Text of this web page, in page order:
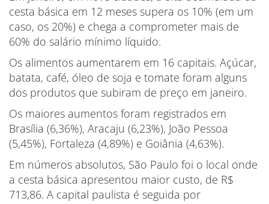
cesta básica em 12 meses supera os 10% (em um
caso, os 20%) e chega a comprometer mais de
60% do salário mínimo líquido.
Os alimentos aumentarem em 16 capitais. Açúcar,
batata, café, óleo de soja e tomate foram alguns
dos produtos que subiram de preço em janeiro.
Os maiores aumentos foram registrados em
Brasília (6,36%), Aracaju (6,23%), João Pessoa
(5,45%), Fortaleza (4,89%) e Goiânia (4,63%).
Em números absolutos, São Paulo foi o local onde
a cesta básica apresentou maior custo, de R$
713,86. A capital paulista é seguida por